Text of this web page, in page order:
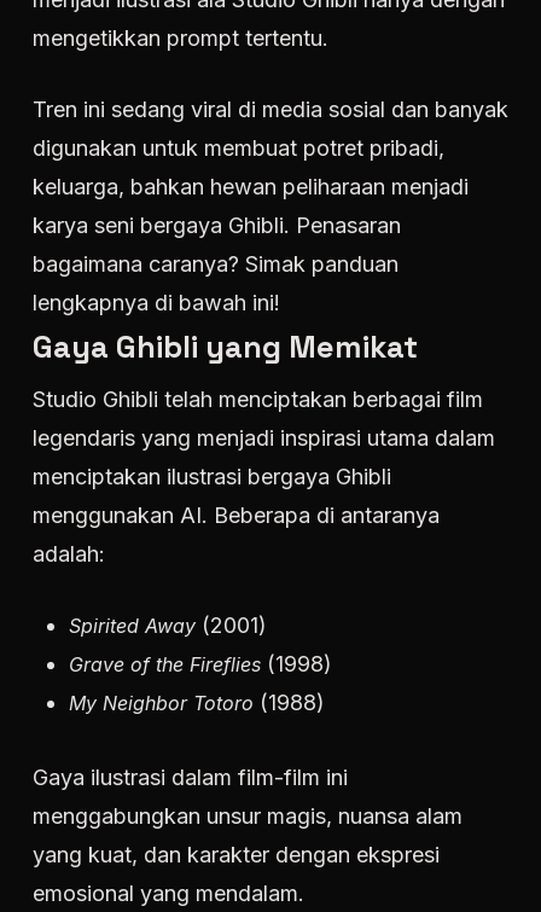
mengetikkan prompt tertentu.
Tren ini sedang viral di media sosial dan banyak
digunakan untuk membuat potret pribadi,
keluarga, bahkan hewan peliharaan menjadi
karya seni bergaya Ghibli. Penasaran
bagaimana caranya? Simak panduan
lengkapnya di bawah ini!
Gaya Ghibli yang Memikat
Studio Ghibli telah menciptakan berbagai film
legendaris yang menjadi inspirasi utama dalam
menciptakan ilustrasi bergaya Ghibli
menggunakan AI. Beberapa di antaranya
adalah:
Spirited Away(2001)
Grave of the Fireflies(1998)
My Neighbor Totoro (1988)
Gaya ilustrasi dalam film-film ini
menggabungkan unsur magis, nuansa alam
yang kuat, dan karakter dengan ekspresi
emosional yang mendalam.